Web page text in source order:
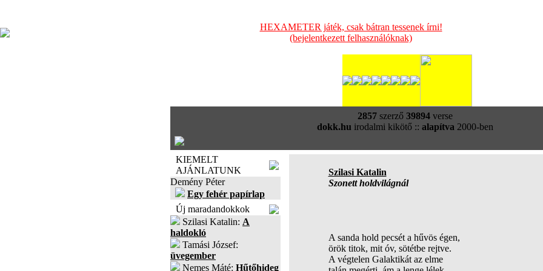
HEXAMETER játék, csak bátran tessenek írni!
(bejelentkezett felhasználóknak)
2857szerző 39894verse
dokk.hu irodalmi kikötő :: alapítva 2000-ben
KIEMELT
AJÁNLATUNK
Demény Péter
Egy fehér papírlap
Új maradandokkok
Szilasi Katalin: A
haldokló
Tamási József:
üvegember
Nemes Máté: Hűtőhideg
Szilasi Katalin
Szonett holdvilágnál
A sanda hold pecsét a hűvös égen,
örök titok, mit óv, sötétbe rejtve.
A végtelen Galaktikát az elme